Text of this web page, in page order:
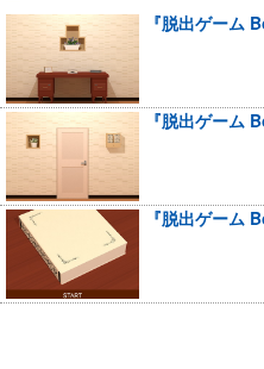
『脱出ゲーム
『脱出ゲーム
『脱出ゲーム